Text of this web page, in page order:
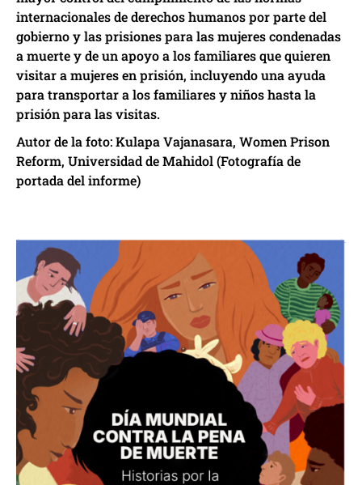
internacionales de derechos humanos por parte del
gobierno y las prisiones para las mujeres condenadas
a muerte y de un apoyo a los familiares que quieren
visitar a mujeres en prisión, incluyendo una ayuda
para transportar a los familiares y niños hasta la
prisión para las visitas.
Autor de la foto: Kulapa Vajanasara, Women Prison
Reform, Universidad de Mahidol (Fotografía de
portada del informe)